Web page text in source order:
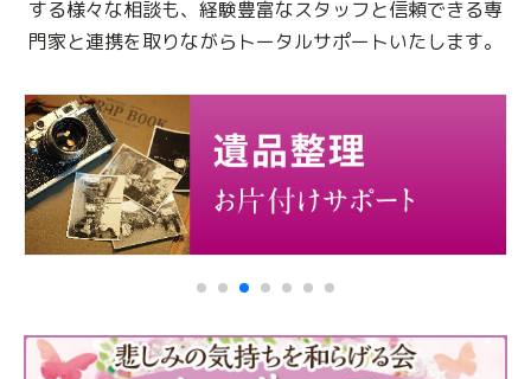
する様々な相談も、 経験豊富なスタッフと信頼できる専
門家と連携を取りながらトータルサポートいたします。